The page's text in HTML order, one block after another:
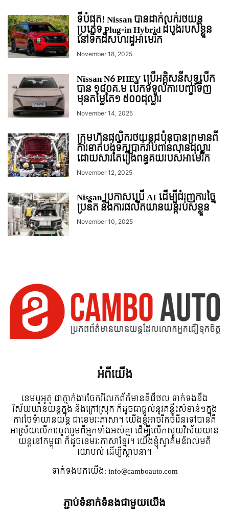
ទីបំផុត! Nissan បានដាក់លក់រថយន្ដ
ប្រភេទ Plug-in Hybrid ដំបូង​របស់​ខ្លួន​
នៅទឹកដីសហរដ្ឋអាេមរិក
November 18, 2025
Nissan N6 PHEV ប្រើអគ្គិសនីសុទ្ធបើក
បាន ១៨០គ.ម បើកទទួលការបញ្ជាទិញ
មុនតម្លៃតែ១ ៥០០ដុល្លារ
November 14, 2025
ក្រុមហ៊ុនផលិតរថយន្តជប៉ុនបានព្រមានពី
ការខាតបង់ទឹកប្រាក់រាប់ពាន់លានដុល្លារ
ដោយសារតែរឿងពន្ធគយរបស់អាមេរិក
November 12, 2025
Nissan ប្រកាសប្រើ AI ដើម្បីជំរុញការច្នៃ
ប្រឌិត និងការផលិតយានយន្តរបស់ខ្លួន
November 10, 2025
អំពី​យើង
ខេមបូអូតូ ជាភ្នាក់ងារចែករំលែកព័ត៍មានឌីជីថល ទាក់ទងនឹង
វិស័យយានយន្តក្នុង និងក្រៅស្រុក ក៏ដូចជាផ្តល់នូវគន្លឹះសំខាន់ៗក្នុង
ការថែទំាយានយន្ត ជាខេមរៈភាសា។ យើងខ្ញុំអាចរីកចំរើនទៅបានគឺ
អាស្រ័យលើការចូលរួមពីអ្នកទាំងអស់គ្នា ដើម្បីលើកស្ទួយវិស័យយាន
យន្តនៅកម្ពុជា ក៏ដូចខេមរៈភាសាខ្មែរ។ យើងខ្ញុំស្វាគមន៌រាល់មតិ
យោបល់ ដើម្បីស្ថាបនា។
ទាក់ទង​មក​យើង:info@camboauto.com
ភ្ជាប់ទំនាក់ទំនងជាមួយយើង